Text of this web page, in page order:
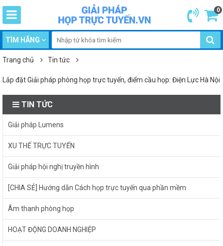
0
TÌM HÃNG
Trang chủ Tin tức
Lắp đặt Giải pháp phòng họp trực tuyến, điểm cầu họp: Điện Lực Hà Nội
TIN TỨC
Giải pháp Lumens
XU THẾ TRỰC TUYẾN
Giải pháp hội nghị truyền hình
[CHIA SẺ] Hướng dẫn Cách họp trực tuyến qua phần mềm
Âm thanh phòng họp
HOẠT ĐỘNG DOANH NGHIỆP